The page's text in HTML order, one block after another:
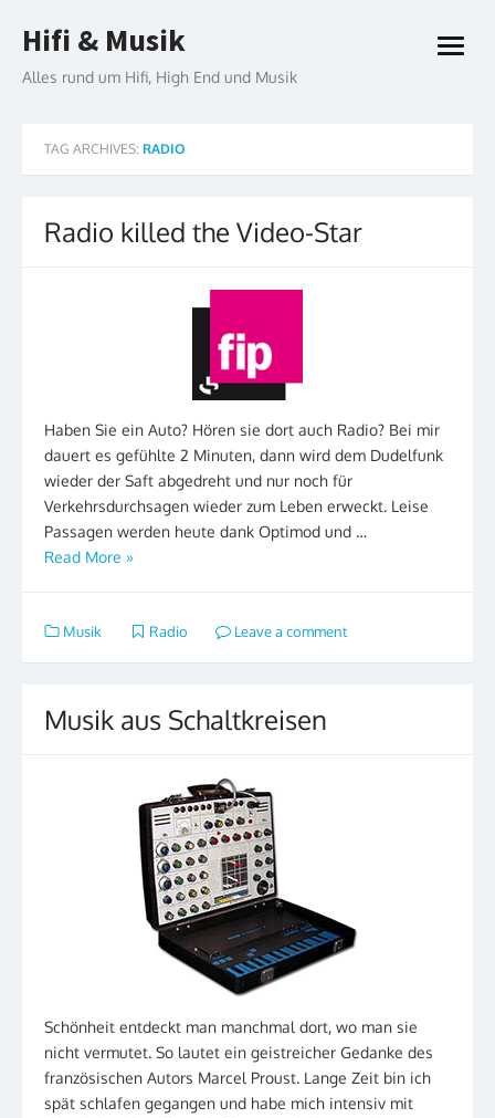
to
Hifi & Musik
Alles rund um Hifi, High End und Musik
open
TAG ARCHIVES: RADIO
Radio killed the Video-Star
Haben Sie ein Auto? Hören sie dort auch Radio? Bei mir
dauert es gefühlte 2 Minuten, dann wird dem Dudelfunk
wieder der Saft abgedreht und nur noch für
Verkehrsdurchsagen wieder zum Leben erweckt. Leise
Passagen werden heute dank Optimod und …
Read More »
Musik Radio Leave a comment
Musik aus Schaltkreisen
Schönheit entdeckt man manchmal dort, wo man sie
nicht vermutet. So lautet ein geistreicher Gedanke des
französischen Autors Marcel Proust. Lange Zeit bin ich
spät schlafen gegangen und habe mich intensiv mit